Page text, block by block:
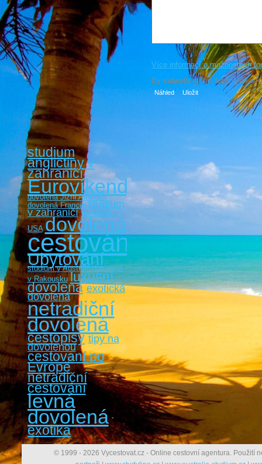
studium
angličtiny v
zahraničí
Eurovíkendy
dovolená Jižní Amerika
dovolená Francie studium
v zahraničí dovolená v
USA dovolená
cestování
Ubytování
studium v Austrálii dovolená
v Rakousku luxusní
dovolená exotická
dovolená
netradiční
dovolená
cestopisy tipy na
dovolenou
cestovaní po
Evropě
netradiční
cestování
levná
dovolená
exotika
Více informací o možnostech
By submitting this form, you
© 1999 - 2026 Vycestovat.cz - Online cestovní agentura. Použití